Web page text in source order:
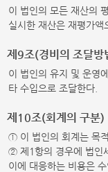
이 법인의 모든 재산의
실시한 재산은 재평가액
제9조(경비의 조달방
이 법인의 유지 및 운영
타 수입으로 조달한다.
제10조(회계의 구분)
① 이 법인의 회계는 목
② 제1항의 경우에 법인
이에 대응하는 비용은